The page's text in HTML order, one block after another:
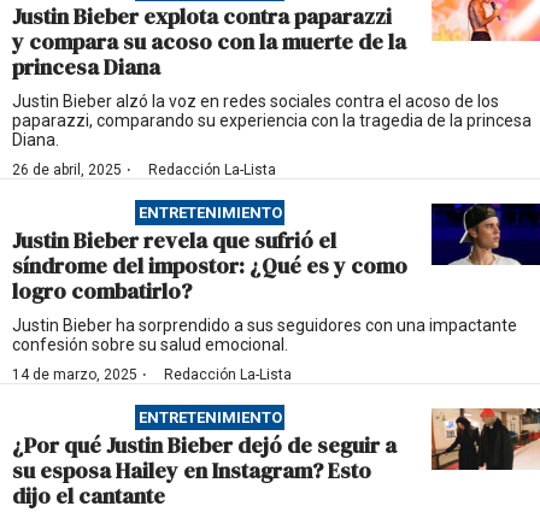
Justin Bieber explota contra paparazzi
y compara su acoso con la muerte de la
princesa Diana
Justin Bieber alzó la voz en redes sociales contra el acoso de los
paparazzi, comparando su experiencia con la tragedia de la princesa
Diana.
26 de abril, 2025 · Redacción La-Lista
ENTRETENIMIENTO
Justin Bieber revela que sufrió el
síndrome del impostor: ¿Qué es y como
logro combatirlo?
Justin Bieber ha sorprendido a sus seguidores con una impactante
confesión sobre su salud emocional.
14 de marzo, 2025 · Redacción La-Lista
ENTRETENIMIENTO
¿Por qué Justin Bieber dejó de seguir a
su esposa Hailey en Instagram? Esto
dijo el cantante